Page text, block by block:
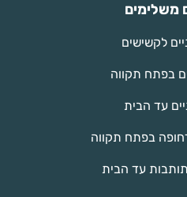
משלימים
לקשישים
בפתח תקווה
עד הבית
בפתח תקווה
תותבות עד הבית